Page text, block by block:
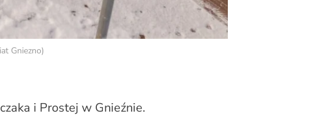
Gniezno)
i Prostej w Gnieźnie.